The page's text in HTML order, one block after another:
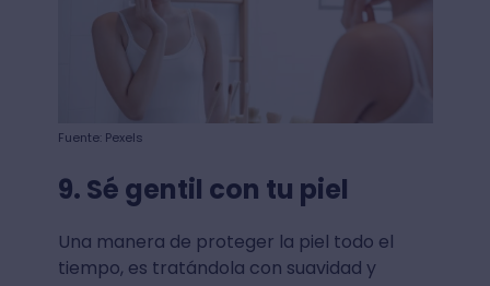
Fuente: Pexels
9. Sé gentil con tu piel
Una manera de proteger la piel todo el
tiempo, es tratándola con suavidad y